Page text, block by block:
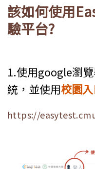
該如何使用
驗平台?
1.使用google瀏
統，並使用校園
https://